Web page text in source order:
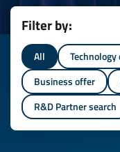
Filter by:
All
Business offer
R&D Partner search